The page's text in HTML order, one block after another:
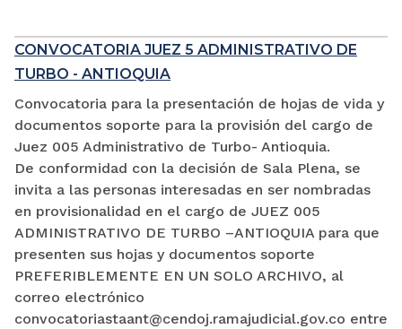
CONVOCATORIA JUEZ 5 ADMINISTRATIVO DE
TURBO - ANTIOQUIA
Convocatoria para la presentación de hojas de vida y
documentos soporte para la provisión del cargo de
Juez 005 Administrativo de Turbo- Antioquia.
De conformidad con la decisión de Sala Plena, se
invita a las personas interesadas en ser nombradas
en provisionalidad en el cargo de JUEZ 005
ADMINISTRATIVO DE TURBO –ANTIOQUIA para que
presenten sus hojas y documentos soporte
PREFERIBLEMENTE EN UN SOLO ARCHIVO, al
correo electrónico
convocatoriastaant@cendoj.ramajudicial.gov.co entre